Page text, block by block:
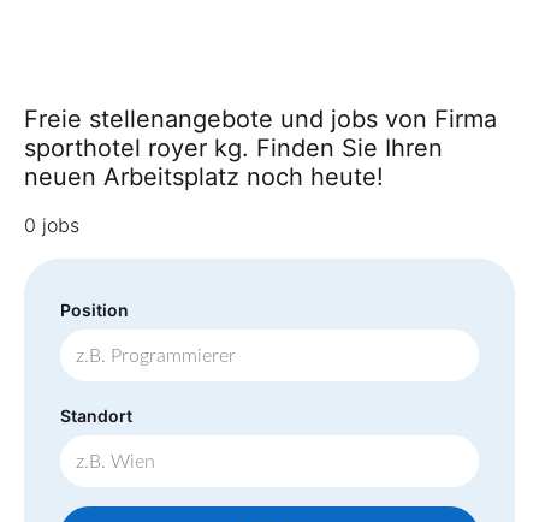
Freie stellenangebote und jobs von Firma
sporthotel royer kg. Finden Sie Ihren
neuen Arbeitsplatz noch heute!
0 jobs
Position
Standort